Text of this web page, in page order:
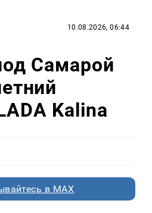
10.08.2026, 06:44
Самарой
Kalina
в MAX